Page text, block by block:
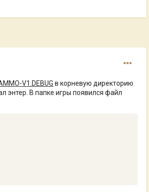
V1.DEBUG в корневую директорию
энтер. В папке игры появился файл